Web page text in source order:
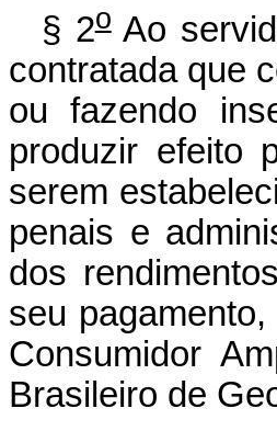
§ 2oAo
contratada que
ou fazendo
produzir efeito
serem
penais e
dos
seu
Consumidor
Brasileiro de